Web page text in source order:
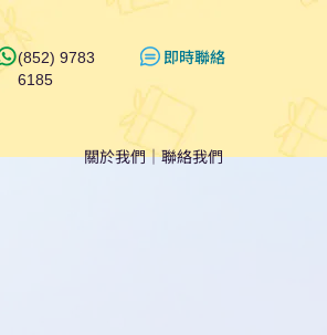
(852) 9783
6185
​即時聯絡
關於我們｜聯絡我們